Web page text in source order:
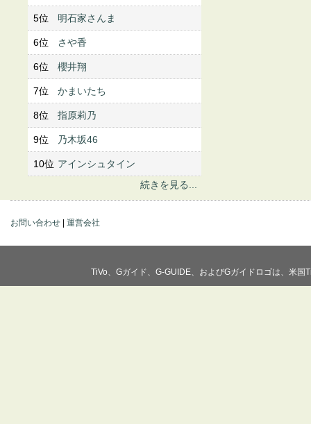
5位 明石家さんま
6位 さや香
6位 櫻井翔
7位 かまいたち
8位 指原莉乃
9位 乃木坂46
10位 アインシュタイン
続きを見る...
お問い合わせ 運営会社
TiVo、Gガイド、G-GUIDE、およびGガイドロゴは、米